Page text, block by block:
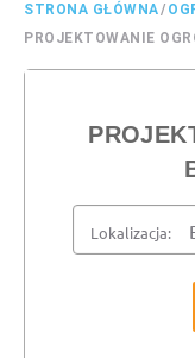
STRONA GŁÓWNA/
PROJEKTOWANIE
Lokalizacja: